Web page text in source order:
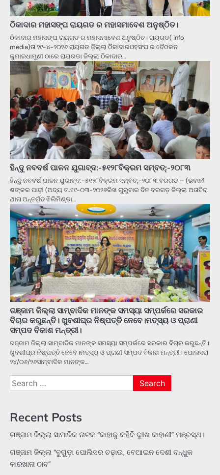
ଠିକାଦାର ମହାସଙ୍ଘ ରାୟଗଡ ର ମହାସମାବେଶ ଅନୁଷ୍ଠିତ।
ଠିକାଦାର ମହାସଙ୍ଘ ରାୟଗଡ ର ମହାସମାବେଶ ଅନୁଷ୍ଠିତ। ରାୟଗଡ( info
media)ତା ୨୯-୪-୨୦୨୬ ରାୟଗଡ ଜ଼ିଲ୍ଲା ଠିକାଦାରଓହସଂଘ ର ବୈଠକନ
କୁମାରଧାମୁଣୀ ଠାରେ ରାୟଗଡା ଜିଲ୍ଲା ଠିକାଦାର…
ହିନ୍ଦୁ ନବବର୍ଷ ପାଳନ ଯୁଗାବ୍ଦ:-୫୧୨୮ବିକ୍ରମ ସମ୍ବତ୍:-୨୦୮୩
ହିନ୍ଦୁ ନବବର୍ଷ ପାଳନ ଯୁଗାବ୍ଦ:-୫୧୨୮ବିକ୍ରମ ସମ୍ବତ୍:-୨୦୮୩ ବରଗଡ – (ଭବାନୀ
ଶଙ୍କର ପାଢ଼ୀ (ଅଦ୍ୟ ତା.୧୯-୦୩-୨୦୨୬ରିଖ ଗୁରୁବାର ଦିନ ବରଗଡ଼ ଜିଲ୍ଲା ଅତାବିରା
ଥାନା ଅନ୍ତର୍ଗତ ଝିଲିମିଣ୍ଡା…
ଗଞ୍ଜାମ ଜିଲ୍ଲା ସାମ୍ବାଦିକ ମାନଙ୍କ ସମସ୍ୟା ସମ୍ପର୍କରେ ସରକାର
ବିଚାର କରୁଛନ୍ତି। ଖୁବଶୀଘ୍ର ନିଷ୍ପତ୍ତି ନେବେ।ମତ୍ସ୍ୟ ଓ ପ୍ରାଣୀ
ସମ୍ପଦ ବିକାଶ ମନ୍ତ୍ରୀ।
ଗଞ୍ଜାମ ଜିଲ୍ଲା ସାମ୍ବାଦିକ ମାନଙ୍କ ସମସ୍ୟା ସମ୍ପର୍କରେ ସରକାର ବିଚାର କରୁଛନ୍ତି।
ଖୁବଶୀଘ୍ର ନିଷ୍ପତ୍ତି ନେବେ।ମତ୍ସ୍ୟ ଓ ପ୍ରାଣୀ ସମ୍ପଦ ବିକାଶ ମନ୍ତ୍ରୀ। ପୋଲସରା
୨୪/୦୬/୨୬ସାମ୍ବାଦିକ ମାନଙ୍କ…
Search
for:
Recent Posts
ଗଞ୍ଜାମ ଜିଲ୍ଲା ସାମାଜିକ ନାଟକ “କାହାକୁ କହିବି ଦୁଃଖ କାହାଣୀ” ମଞ୍ଚସ୍ଥ।
ଗଞ୍ଜାମ ଜିଲ୍ଲା “ବୁଗୁଡ଼ା ପୋଲିସର ଚଢ଼ାଉ, ବେଆଇନ ଦେଶୀ ବନ୍ଧୁକ
କାରଖାନା ଠାବ”